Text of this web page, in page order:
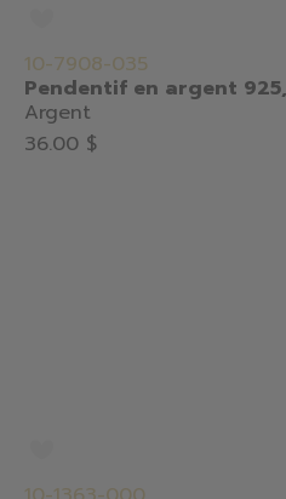
10-7908-035
Pendentif en argent
Argent
36.00 $